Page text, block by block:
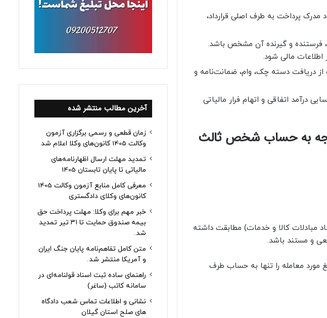
پرداخت به طرف اصلی قرارداد،
فرستنده و گیرنده آن مشخص باشد.
مالی شود.
دریافت دسته چک، وام، ضمانت‌نامه و
درآمد اتفاقی و اتهام فرار مالیاتی
وجه به حساب شخص ثالث
مبادلات کالا و خدمات) مطابقت داشته
و مستند باشد.
معامله را تنها به حساب طرف
آخرین مطالب منتشر شده
زمان قطعی و رسمی برگزاری آزمون
وکالت 1405 کانون‌های وکلا اعلام شد
تمدید مهلت ارسال اظهارنامه‌های
مالیاتی تا پایان تابستان 1405
معرفی کامل منابع آزمون وکالت 1405
کانون‌های وکلای دادگستری
خبر مهم برای وکلا: مهلت پرداخت حق
بیمه صندوق حمایت تا ۳۱ تیر تمدید
شد.
متن کامل تفاهم‌نامه پایان جنگ ایران
و آمریکا منتشر شد.
راهنمای ساده ثبت اسناد قولنامه‌ای در
سامانه کاتب (ساغر)
نشانی و اطلاعات تماس شعب دادگاه
های صلح استان گیلان